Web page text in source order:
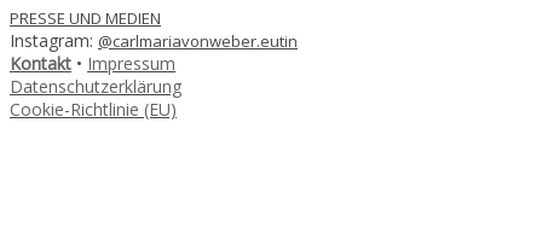
PRESSE UND MEDIEN
Instagram: @carlmariavonweber.eutin
Kontakt • Impressum
Datenschutzerklärung
Cookie-Richtlinie (EU)